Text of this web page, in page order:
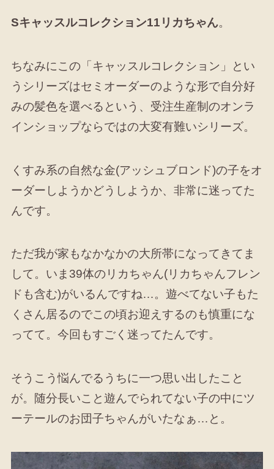
Sキャッスルコレクション11リカちゃん。
ちなみにこの「キャッスルコレクション」とい
うシリーズはセミオーダーのような形で自分好
みの髪色を選べるという、受注生産制のオンラ
インショップならではの大変有難いシリーズ。
くすみ系の自然な金(アッシュブロンド)の子をオ
ーダーしようかどうしようか、非常に迷ってた
んです。
ただ我が家もなかなかの大所帯になってきてま
して。いま39体のリカちゃん(リカちゃんフレン
ドも含む)がいるんですね…。遊べてない子もた
くさん居るのでこの頃お迎えするのも慎重にな
ってて。今回もすごく迷ってたんです。
そうこう悩んでるうちに一つ思い出したこと
が。随分長いこと遊んでられてない子の中にツ
ーテールのお団子ちゃんがいたなぁ…と。